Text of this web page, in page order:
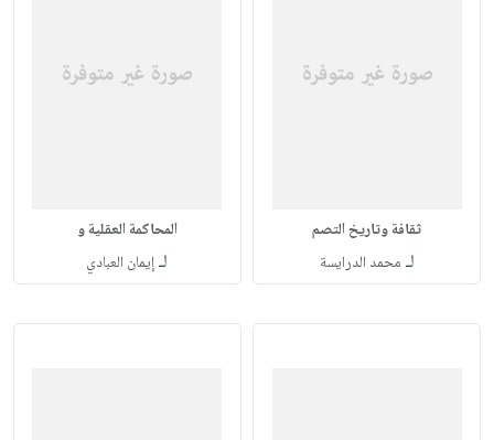
ثقافة وتاريخ التصم
لـ محمد الدرايسة
المحاكمة العقلية و
لـإيمان العبادي